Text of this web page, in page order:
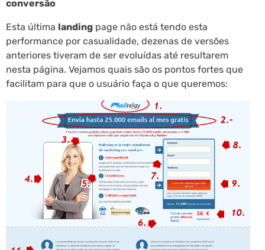
conversão
Esta última landing page não está tendo esta
performance por casualidade, dezenas de versões
anteriores tiveram de ser evoluídas até resultarem
nesta página. Vejamos quais são os pontos fortes que
facilitam para que o usuário faça o que queremos: